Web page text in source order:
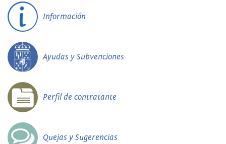
Información
Ayudas y Subvenciones
Perfil de contratante
Quejas y Sugerencias